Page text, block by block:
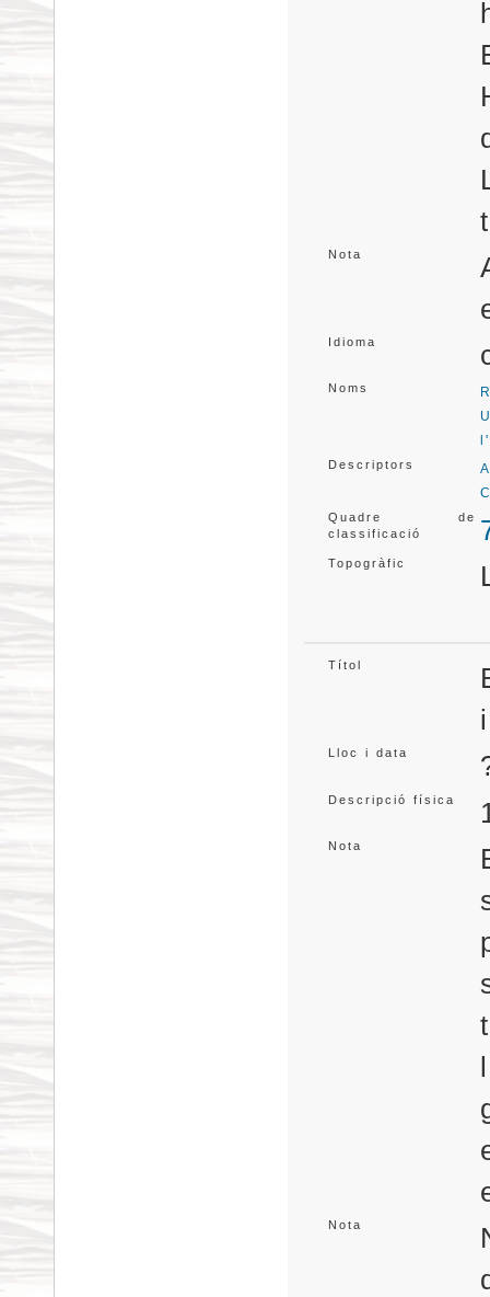
Nota
Idioma
Noms
Descriptors
Quadre de
classificació
Topogràfic
Títol
Lloc i data
Descripció física
Nota
Nota